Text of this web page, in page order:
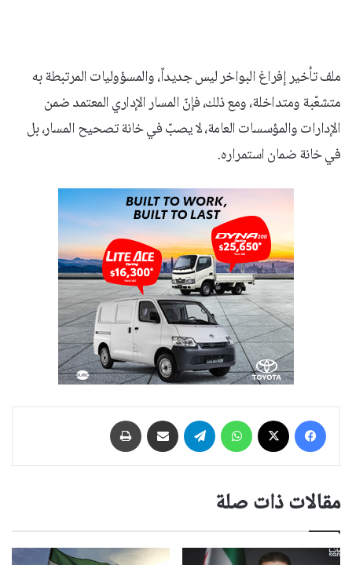
ملف تأخير إفراغ البواخر ليس جديداً، والمسؤوليات المرتبطة به
متشعّبة ومتداخلة، ومع ذلك، فإنّ المسار الإداري المعتمد ضمن
الإدارات والمؤسسات العامة، لا يصبّ في خانة تصحيح المسار، بل
في خانة ضمان استمراره.
فيسبوك واتساب تيلقرام مشاركة عبر البريد
مقالات ذات صلة